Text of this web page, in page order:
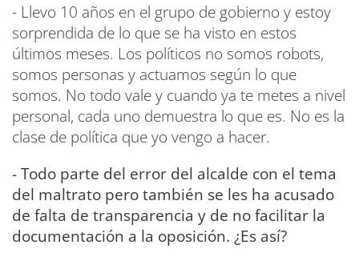
- Llevo 10 años en el grupo de gobierno y estoy
sorprendida de lo que se ha visto en estos
últimos meses. Los políticos no somos robots,
somos personas y actuamos según lo que
somos. No todo vale y cuando ya te metes a nivel
personal, cada uno demuestra lo que es. No es la
clase de política que yo vengo a hacer.
- Todo parte del error del alcalde con el tema
del maltrato pero también se les ha acusado
de falta de transparencia y de no facilitar la
documentación a la oposición. ¿Es así?